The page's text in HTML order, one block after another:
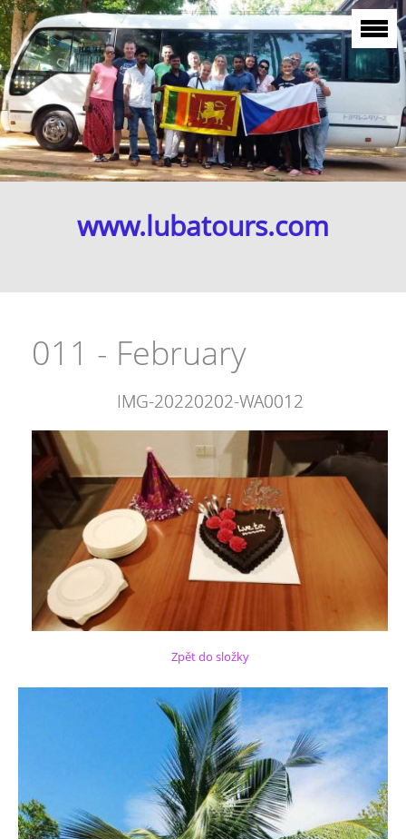
www.lubatours.com
011 - February
IMG-20220202-WA0012
Zpět do složky